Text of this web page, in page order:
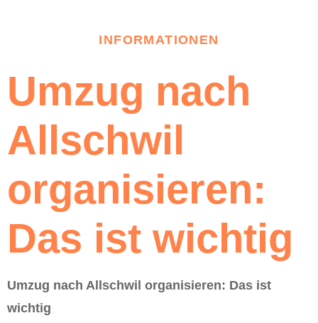
INFORMATIONEN
Umzug nach
Allschwil
organisieren:
Das ist wichtig
Umzug nach Allschwil organisieren: Das ist
wichtig